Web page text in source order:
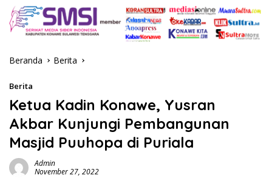
Beranda Berita
Berita
Ketua Kadin Konawe, Yusran
Akbar Kunjungi Pembangunan
Masjid Puuhopa di Puriala
Admin
November 27, 2022